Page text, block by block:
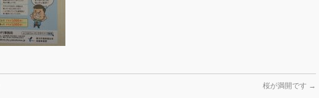
桜が満開です →